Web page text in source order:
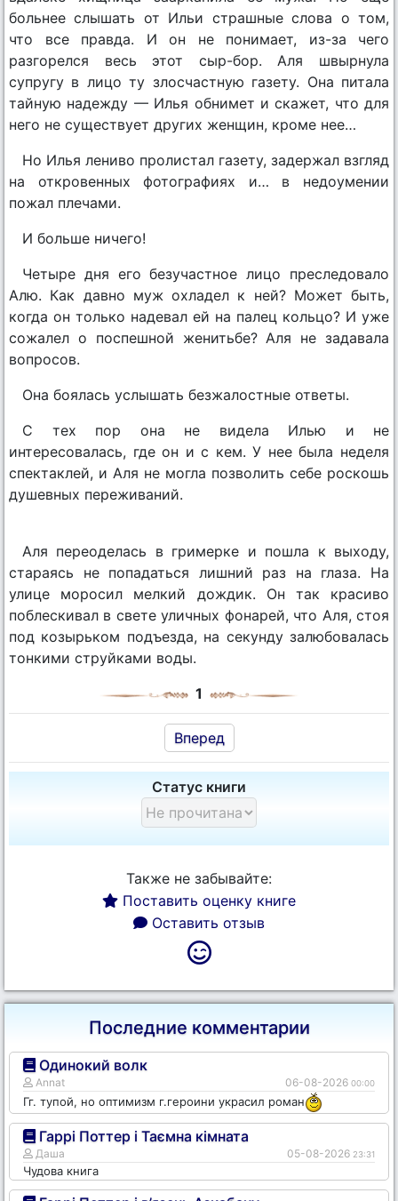
больнее слышать от Ильи страшные слова о том,
что все правда. И он не понимает, из-за чего
разгорелся весь этот сыр-бор. Аля швырнула
супругу в лицо ту злосчастную газету. Она питала
тайную надежду — Илья обнимет и скажет, что для
него не существует других женщин, кроме нее…
Но Илья лениво пролистал газету, задержал взгляд
на откровенных фотографиях и… в недоумении
пожал плечами.
И больше ничего!
Четыре дня его безучастное лицо преследовало
Алю. Как давно муж охладел к ней? Может быть,
когда он только надевал ей на палец кольцо? И уже
сожалел о поспешной женитьбе? Аля не задавала
вопросов.
Она боялась услышать безжалостные ответы.
С тех пор она не видела Илью и не
интересовалась, где он и с кем. У нее была неделя
спектаклей, и Аля не могла позволить себе роскошь
душевных переживаний.
Аля переоделась в гримерке и пошла к выходу,
стараясь не попадаться лишний раз на глаза. На
улице моросил мелкий дождик. Он так красиво
поблескивал в свете уличных фонарей, что Аля, стоя
под козырьком подъезда, на секунду залюбовалась
тонкими струйками воды.
1
Вперед
Статус книги
Также не забывайте:
Поставить оценку книге
Оставить отзыв
Последние комментарии
Одинокий волк
Annat 06-08-2026 00:00
Гг. тупой, но оптимизм г.героини украсил роман
Гаррі Поттер і Таємна кімната
Даша 05-08-2026 23:31
Чудова книга